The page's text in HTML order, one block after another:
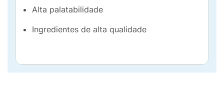
Alta palatabilidade
Ingredientes de alta qualidade